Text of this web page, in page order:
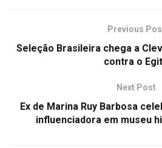
Previous
Seleção Brasileira chega a
contra o
Next Post
Ex de Marina Ruy Barbosa
influenciadora em museu